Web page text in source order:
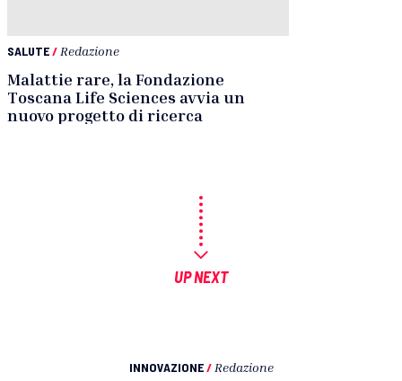
SALUTE/Redazione
Malattie rare, la Fondazione
Toscana Life Sciences avvia un
nuovo progetto di ricerca
UP NEXT
INNOVAZIONE / Redazione